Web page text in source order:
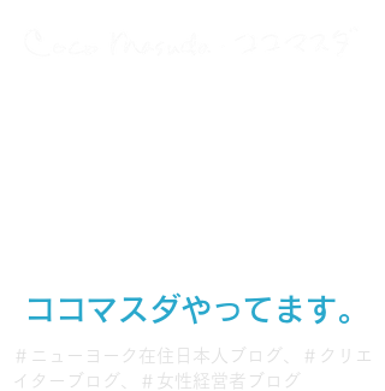
ココマスダやってます。
＃ニューヨーク在住日本人ブログ、＃クリエ
イターブログ、＃女性経営者ブログ